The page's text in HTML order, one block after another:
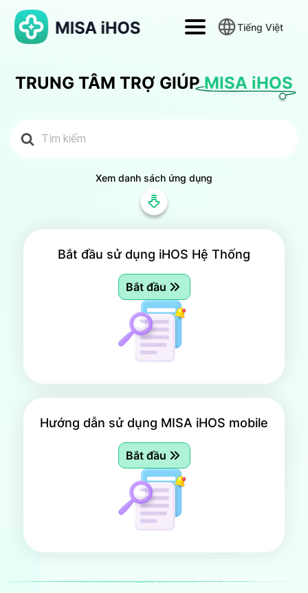
Tiếng Việt
TRUNG TÂM TRỢ GIÚP MISA iHOS
for:
Xem danh sách ứng dụng
Bắt đầu sử dụng iHOS Hệ Thống
Bắt đầu
Hướng dẫn sử dụng MISA iHOS mobile
Bắt đầu